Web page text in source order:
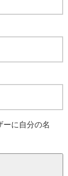
ーに自分の名